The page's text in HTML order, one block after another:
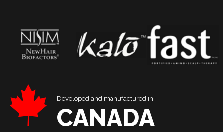
Developed and manufactured in
CANADA